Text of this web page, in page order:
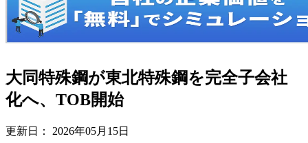
大同特殊鋼が東北特殊鋼を完全子会社
化へ、TOB開始
更新日： 2026年05月15日